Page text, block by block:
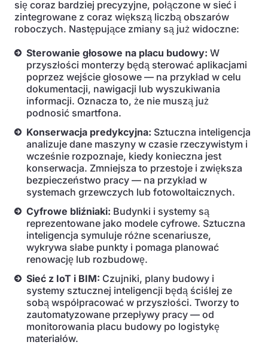
się coraz bardziej precyzyjne, połączone w sieć i
zintegrowane z coraz większą liczbą obszarów
roboczych. Następujące zmiany są już widoczne:
Sterowanie głosowe na placu budowy: W
przyszłości monterzy będą sterować aplikacjami
poprzez wejście głosowe — na przykład w celu
dokumentacji, nawigacji lub wyszukiwania
informacji. Oznacza to, że nie muszą już
podnosić smartfona.
Konserwacja predykcyjna: Sztuczna inteligencja
analizuje dane maszyny w czasie rzeczywistym i
wcześnie rozpoznaje, kiedy konieczna jest
konserwacja. Zmniejsza to przestoje i zwiększa
bezpieczeństwo pracy — na przykład w
systemach grzewczych lub fotowoltaicznych.
Cyfrowe bliźniaki: Budynki i systemy są
reprezentowane jako modele cyfrowe. Sztuczna
inteligencja symuluje różne scenariusze,
wykrywa słabe punkty i pomaga planować
renowację lub rozbudowę.
Sieć z IoT i BIM: Czujniki, plany budowy i
systemy sztucznej inteligencji będą ściślej ze
sobą współpracować w przyszłości. Tworzy to
zautomatyzowane przepływy pracy — od
monitorowania placu budowy po logistykę
materiałów.